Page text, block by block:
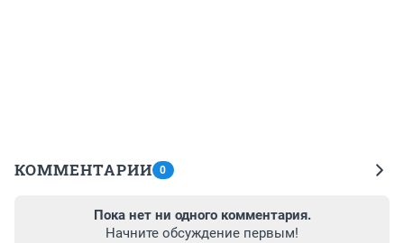
КОММЕНТАРИИ 0
Пока нет ни одного комментария.
Начните обсуждение первым!